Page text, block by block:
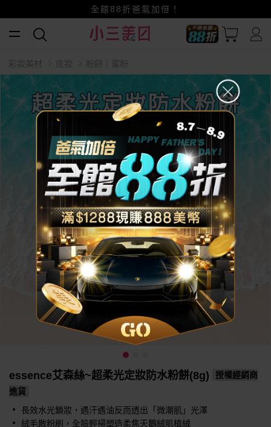
賺美幣~換好禮~立即換GO~
小三美日x全支付~美幣+全點折上折超划算
全館88折爸氣加倍！
彩妝美材 底妝 粉餅｜蜜粉
essence艾森絲~超柔光定妝防水粉餅(8g)
授權經銷商
進貨
長效水光鎖妝，遇汗遇油反而透出「微潮肌」光澤
絨毛散粉刷，全臉輕掃塑造柔焦天鵝絨肌植絨